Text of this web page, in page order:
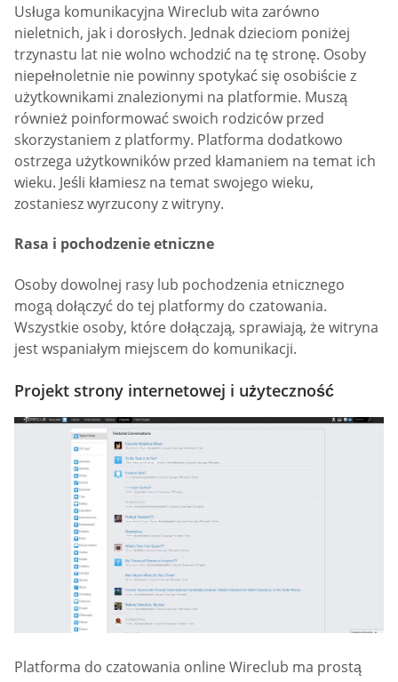
Usługa komunikacyjna Wireclub wita zarówno
nieletnich, jak i dorosłych. Jednak dzieciom poniżej
trzynastu lat nie wolno wchodzić na tę stronę. Osoby
niepełnoletnie nie powinny spotykać się osobiście z
użytkownikami znalezionymi na platformie. Muszą
również poinformować swoich rodziców przed
skorzystaniem z platformy. Platforma dodatkowo
ostrzega użytkowników przed kłamaniem na temat ich
wieku. Jeśli kłamiesz na temat swojego wieku,
zostaniesz wyrzucony z witryny.
Rasa i pochodzenie etniczne
Osoby dowolnej rasy lub pochodzenia etnicznego
mogą dołączyć do tej platformy do czatowania.
Wszystkie osoby, które dołączają, sprawiają, że witryna
jest wspaniałym miejscem do komunikacji.
Projekt strony internetowej i użyteczność
Platforma do czatowania online Wireclub ma prostą